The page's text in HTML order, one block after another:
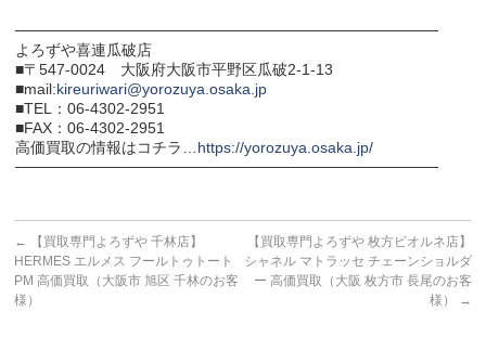
───────────────────────────────────────
よろずや喜連瓜破店
■〒547-0024 大阪府大阪市平野区瓜破2-1-13
■mail:kireuriwari@yorozuya.osaka.jp
■TEL：06-4302-2951
■FAX：06-4302-2951
高価買取の情報はコチラ…https://yorozuya.osaka.jp/
───────────────────────────────────────
←
【買取専門よろずや 千林店】
HERMES エルメス フールトゥトート
PM 高価買取（大阪市 旭区 千林のお客
様）
【買取専門よろずや 枚方ビオルネ店】
シャネル マトラッセ チェーンショルダ
ー 高価買取（大阪 枚方市 長尾のお客
様）
→